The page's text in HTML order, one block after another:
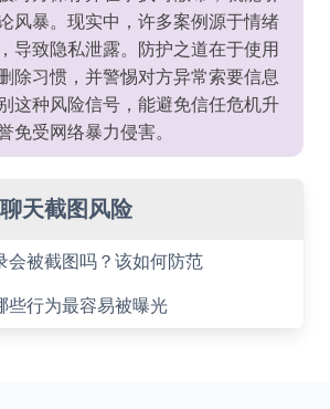
风暴。现实中，许多案例源于情绪
导致隐私泄露。防护之道在于使用
除习惯，并警惕对方异常索要信息
这种风险信号，能避免信任危机升
免受网络暴力侵害。
天截图风险
会被截图吗？该如何防范
些行为最容易被曝光